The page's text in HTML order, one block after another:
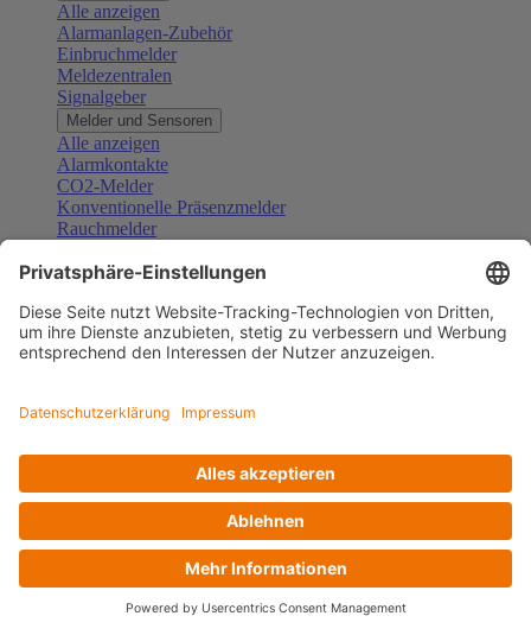
Alle anzeigen
Alarmanlagen-Zubehör
Einbruchmelder
Meldezentralen
Signalgeber
Melder und Sensoren
Alle anzeigen
Alarmkontakte
CO2-Melder
Konventionelle Präsenzmelder
Rauchmelder
Gefahrenmelder
Türsprechanlagen
Alle anzeigen
Außenstationen
Klingeltaster und Gongs
Sprechanlagen-Sets
Zubehör Türkommunikation
Videoüberwachung
Zubehör Videoüberwachung
Alle anzeigen